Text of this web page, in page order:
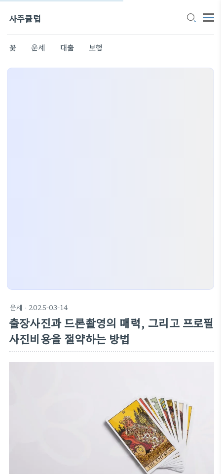
사주클럽
꽃 운세 대출 보험
운세 · 2025-03-14
출장사진과 드론촬영의 매력, 그리고 프로필
사진비용을 절약하는 방법